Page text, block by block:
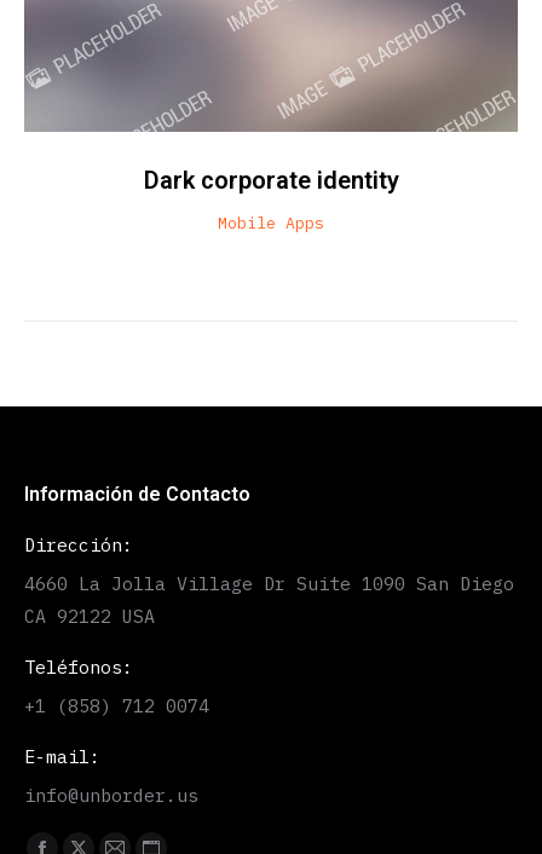
Dark corporate identity
Mobile Apps
Información de Contacto
Dirección:
4660 La Jolla Village Dr Suite 1090 San Diego
CA 92122 USA
Teléfonos:
+1 (858) 712 0074
E-mail:
info@unborder.us
Find us on: